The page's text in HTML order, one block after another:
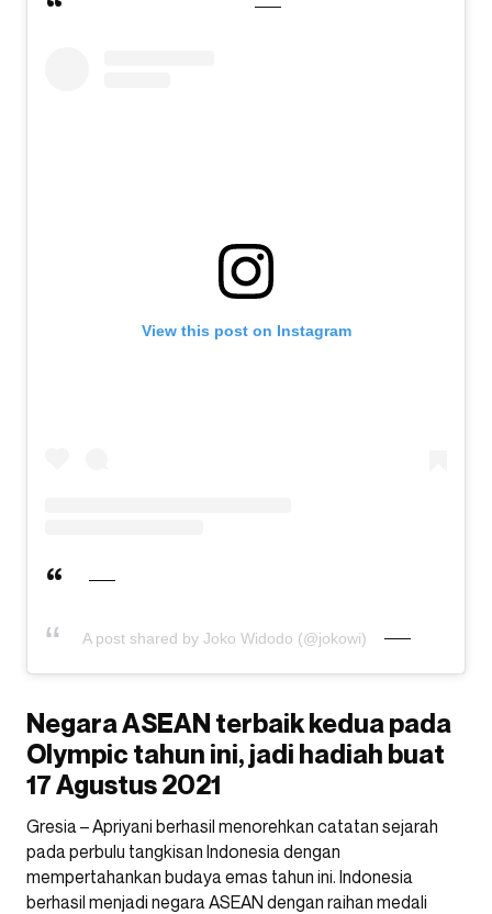
View this post on Instagram
A post shared by Joko Widodo (@jokowi)
Negara ASEAN terbaik kedua pada
Olympic tahun ini, jadi hadiah buat
17 Agustus 2021
Gresia – Apriyani berhasil menorehkan catatan sejarah
pada perbulu tangkisan Indonesia dengan
mempertahankan budaya emas tahun ini. Indonesia
berhasil menjadi negara ASEAN dengan raihan medali